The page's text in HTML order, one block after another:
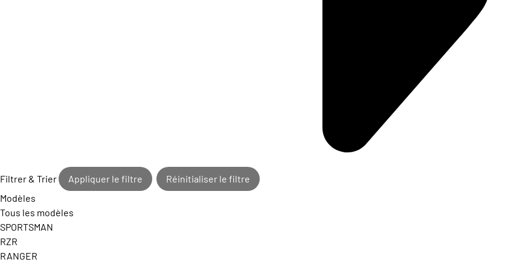
Filtrer & Trier
Appliquer le filtre
Réinitialiser le filtre
Modèles
Tous les modèles
SPORTSMAN
RZR
RANGER